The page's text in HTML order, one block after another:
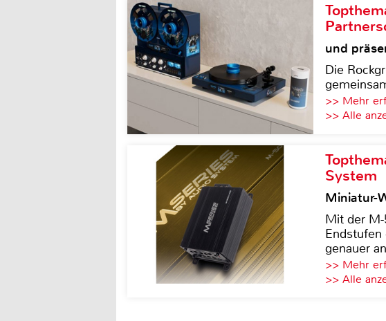
und
Die
>> Mehr
>> Alle
System
Miniatur-
Mit der
genauer
>> Mehr
>> Alle